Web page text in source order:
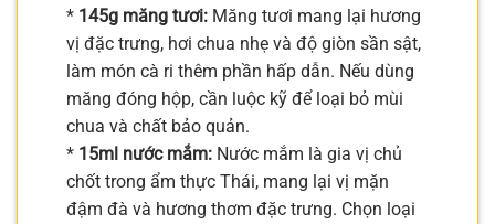
* 145g măng tươi: Măng tươi mang lại hương
vị đặc trưng, hơi chua nhẹ và độ giòn sần sật,
làm món cà ri thêm phần hấp dẫn. Nếu dùng
măng đóng hộp, cần luộc kỹ để loại bỏ mùi
chua và chất bảo quản.
* 15ml nước mắm: Nước mắm là gia vị chủ
chốt trong ẩm thực Thái, mang lại vị mặn
đậm đà và hương thơm đặc trưng. Chọn loại